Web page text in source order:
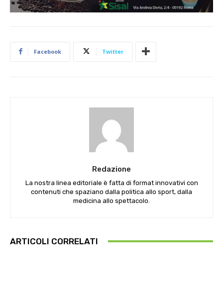
Facebook Twitter
Redazione
La nostra linea editoriale è fatta di format innovativi con
contenuti che spaziano dalla politica allo sport, dalla
medicina allo spettacolo.
ARTICOLI CORRELATI